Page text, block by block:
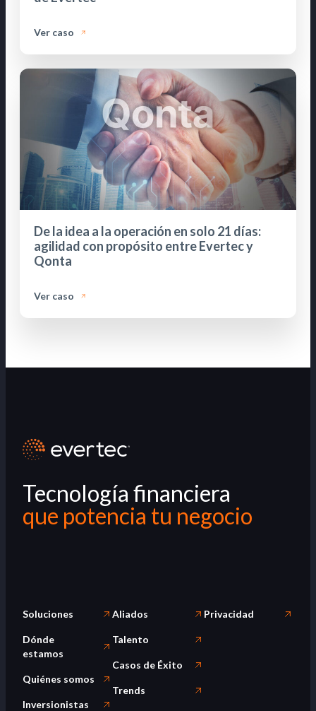
Ver caso
De la idea a la operación en solo 21 días:
agilidad con propósito entre Evertec y
Qonta
Ver caso
Tecnología financiera
que potencia tu negocio
Soluciones
Dónde
estamos
Quiénes somos
Inversionistas
Aliados
Talento
Casos de Éxito
Trends
Privacidad